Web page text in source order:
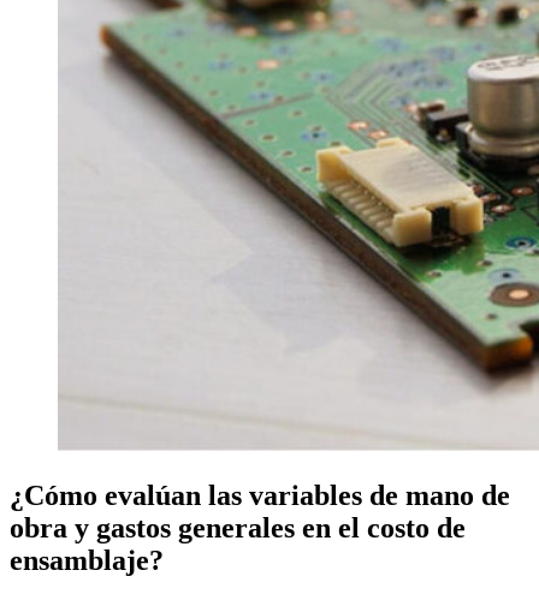
¿Cómo evalúan las variables de mano de
obra y gastos generales en el costo de
ensamblaje?